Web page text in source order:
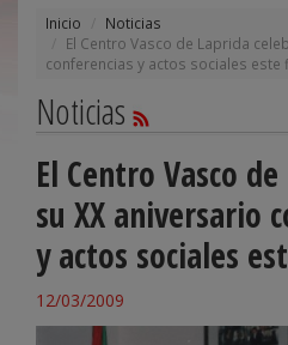
Inicio
Noticias
El Centro Vasco de Laprida
conferencias y actos sociales este
Noticias
El Centro Vasco
su XX aniversario
y actos sociales
12/03/2009